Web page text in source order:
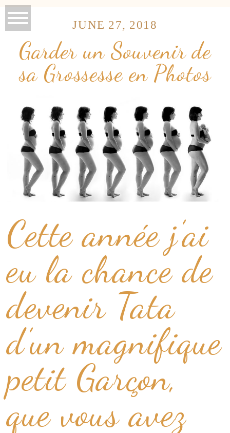
JUNE 27, 2018
Garder un Souvenir de
sa Grossesse en Photos
Cette année j’ai
eu la chance de
devenir Tata
d’un magnifique
petit Garçon,
que vous avez